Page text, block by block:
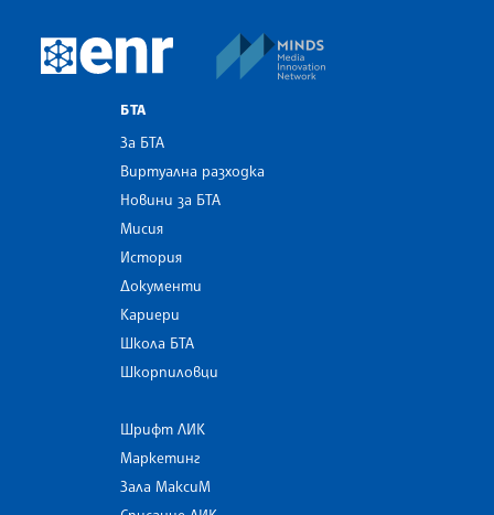
European Newsroom
БТА
За БТА
Виртуална разходка
Новини за БТА
Мисия
История
Документи
Кариери
Школа БТА
Шкорпиловци
Шрифт ЛИК
Маркетинг
Зала МаксиМ